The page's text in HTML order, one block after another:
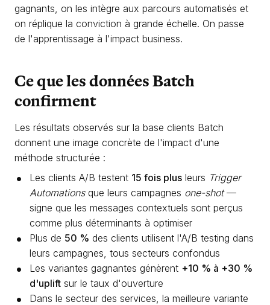
gagnants, on les intègre aux parcours automatisés et
on réplique la conviction à grande échelle. On passe
de l'apprentissage à l'impact business.
Ce que les données Batch
confirment
Les résultats observés sur la base clients Batch
donnent une image concrète de l'impact d'une
méthode structurée :
Les clients A/B testent 15 fois plus leurs Trigger
Automationsque leurs campagnes one-shot—
signe que les messages contextuels sont perçus
comme plus déterminants à optimiser
Plus de 50 % des clients utilisent l'A/B testing dans
leurs campagnes, tous secteurs confondus
Les variantes gagnantes génèrent +10 % à +30 %
d'uplift sur le taux d'ouverture
Dans le secteur des services, la meilleure variante